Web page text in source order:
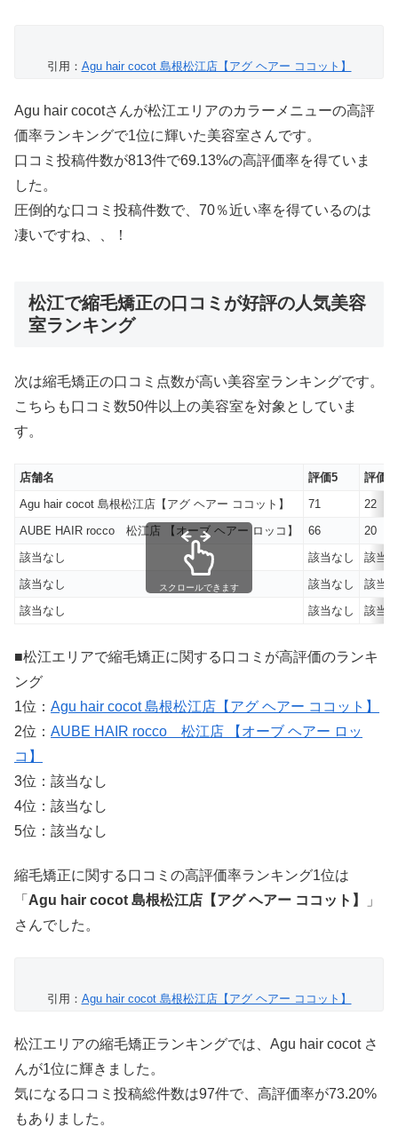
引用： Agu hair cocot 島根松江店【アグ ヘアー ココット】
Agu hair cocotさんが松江エリアのカラーメニューの高評
価率ランキングで1位に輝いた美容室さんです。
口コミ投稿件数が813件で69.13%の高評価率を得ていま
した。
圧倒的な口コミ投稿件数で、70％近い率を得ているのは
凄いですね、、！
松江で縮毛矯正の口コミが好評の人気美容
室ランキング
次は縮毛矯正の口コミ点数が高い美容室ランキングです。
こちらも口コミ数50件以上の美容室を対象としていま
す。
店舗名 評価5
評価4
Agu hair cocot 島根松江店【アグ ヘアー ココット】
71
22
AUBE HAIR rocco 松江店 【オーブ ヘアー ロッコ】
66
20
該当なし
該当なし
該当
該当なし
該当なし
該当
該当なし
該当なし 該当
スクロールできます
■松江エリアで縮毛矯正に関する口コミが高評価のランキ
ング
1位： Agu hair cocot 島根松江店【アグ ヘアー ココット】
2位： AUBE HAIR rocco 松江店 【オーブ ヘアー ロッ
コ】
3位：該当なし
4位：該当なし
5位：該当なし
縮毛矯正に関する口コミの高評価率ランキング1位は
「 Agu hair cocot 島根松江店【アグ ヘアー ココット】
」
さんでした。
引用： Agu hair cocot 島根松江店【アグ ヘアー ココット】
松江エリアの縮毛矯正ランキングでは、Agu hair cocot さ
んが1位に輝きました。
気になる口コミ投稿総件数は97件で、高評価率が73.20%
もありました。